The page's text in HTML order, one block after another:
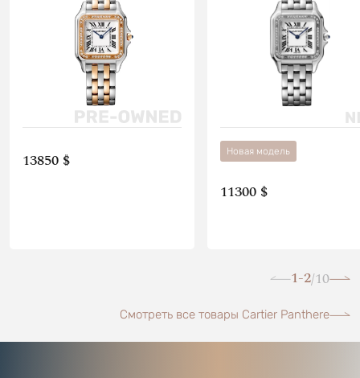
13850 $ Новая модель
11300 $
1-2/10
Смотреть все товары Cartier Panthere